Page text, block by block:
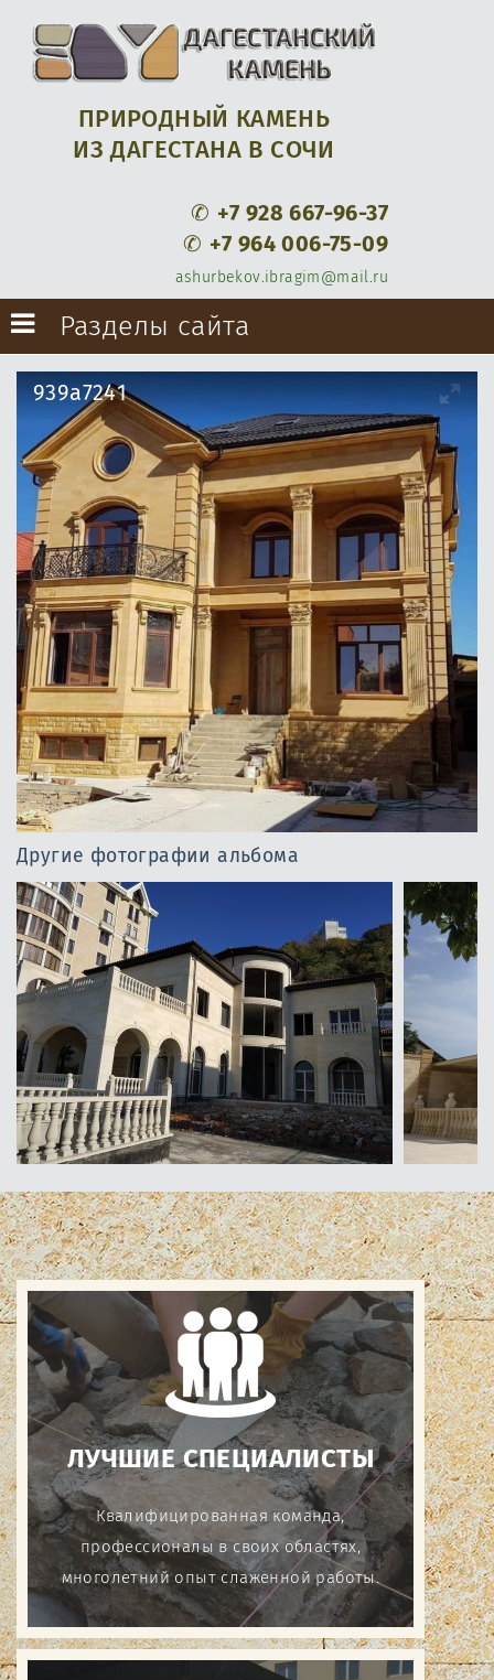
ПРИРОДНЫЙ КАМЕНЬ
ИЗ ДАГЕСТАНА В СОЧИ
✆ +7 928 667-96-37
✆ +7 964 006-75-09
ashurbekov.ibragim@mail.ru
Разделы сайта
939a7241
Другие фотографии альбома
ЛУЧШИЕ СПЕЦИАЛИСТЫ
Квалифицированная команда,
профессионалы в своих областях,
многолетний опыт слаженной работы.